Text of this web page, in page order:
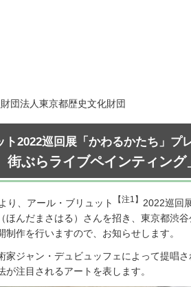
団法人東京都歴史文化財団
ト2022巡回展「かわるかたち」プ
街ぶらライブペインティン
り、アール・ブリュット 【注1】 2022巡回
んだまさはる）さんを招き、東京都渋
作を行いますので、お知らせします。
家ジャン・デュビュッフェによって提唱
注目されるアートを表します。